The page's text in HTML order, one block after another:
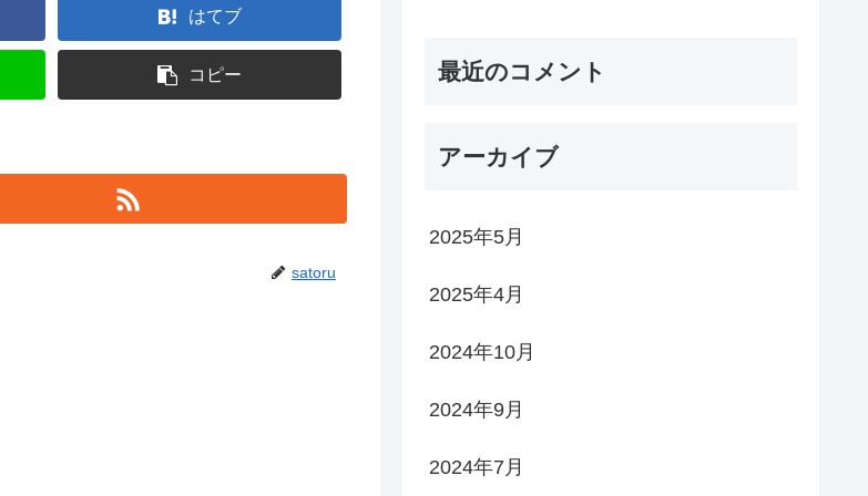
はてブ
コピー
satoru
最近のコメント
アーカイブ
2025年5月
2025年4月
2024年10月
2024年9月
2024年7月